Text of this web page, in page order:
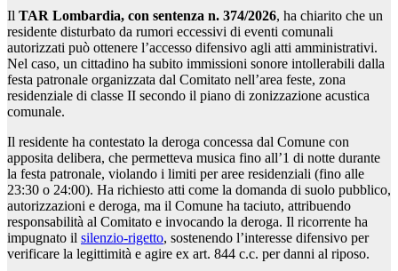
Il TAR Lombardia, con sentenza n. 374/2026, ha chiarito che un
residente disturbato da rumori eccessivi di eventi comunali
autorizzati può ottenere l’accesso difensivo agli atti amministrativi.
Nel caso, un cittadino ha subito immissioni sonore intollerabili dalla
festa patronale organizzata dal Comitato nell’area feste, zona
residenziale di classe II secondo il piano di zonizzazione acustica
comunale.
Il residente ha contestato la deroga concessa dal Comune con
apposita delibera, che permetteva musica fino all’1 di notte durante
la festa patronale, violando i limiti per aree residenziali (fino alle
23:30 o 24:00). Ha richiesto atti come la domanda di suolo pubblico,
autorizzazioni e deroga, ma il Comune ha taciuto, attribuendo
responsabilità al Comitato e invocando la deroga. Il ricorrente ha
impugnato il silenzio-rigetto, sostenendo l’interesse difensivo per
verificare la legittimità e agire ex art. 844 c.c. per danni al riposo.